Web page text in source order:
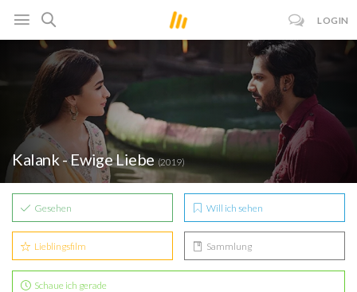
LOGIN
Kalank - Ewige Liebe(2019)
Gesehen Will ich sehen
Lieblingsfilm Sammlung
Schaue ich gerade